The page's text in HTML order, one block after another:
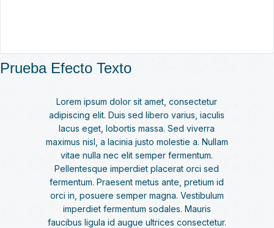
Prueba Efecto Texto
Lorem ipsum dolor sit amet, consectetur
adipiscing elit. Duis sed libero varius, iaculis
lacus eget, lobortis massa. Sed viverra
maximus nisl, a lacinia justo molestie a. Nullam
vitae nulla nec elit semper fermentum.
Pellentesque imperdiet placerat orci sed
fermentum. Praesent metus ante, pretium id
orci in, posuere semper magna. Vestibulum
imperdiet fermentum sodales. Mauris
faucibus ligula id augue ultrices consectetur.